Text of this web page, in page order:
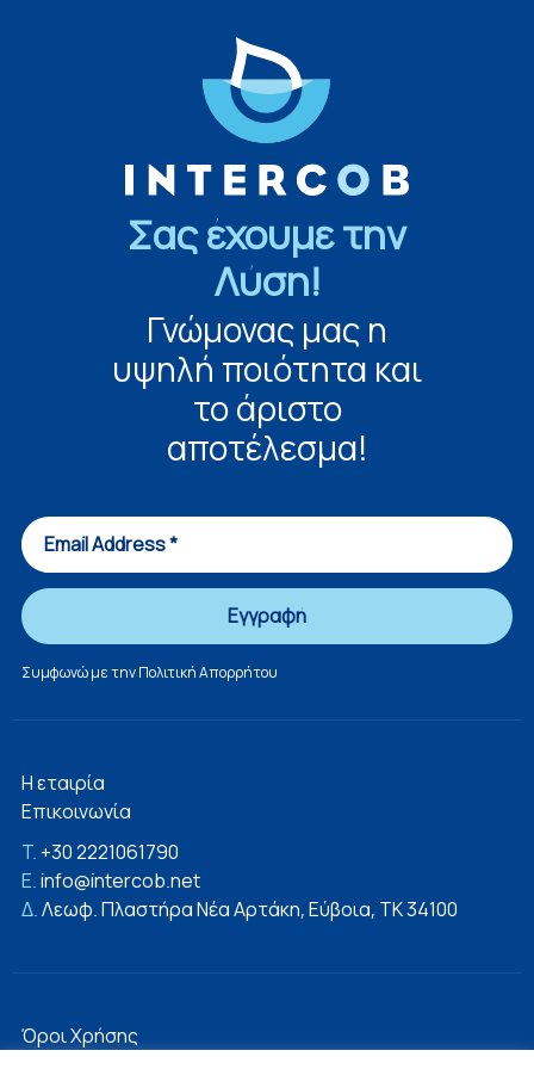
Σας έχουμε την
Λύση!
Γνώμονας μας η
υψηλή ποιότητα και
το άριστο
αποτέλεσμα!
Συμφωνώ με τηνΠολιτική Απορρήτου
Η εταιρία
Επικοινωνία
T. +30 2221061790
E.info@intercob.net
Δ.Λεωφ. Πλαστήρα Νέα Αρτάκη, Εύβοια, ΤΚ 34100
Όροι Χρήσης